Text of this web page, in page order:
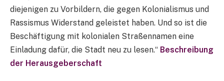
diejenigen zu Vorbildern, die gegen Kolonialismus und
Rassismus Widerstand geleistet haben. Und so ist die
Beschäftigung mit kolonialen Straßennamen eine
Einladung dafür, die Stadt neu zu lesen.“ Beschreibung
der Herausgeberschaft